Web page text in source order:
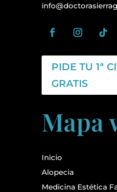
PIDE TU 1ª
GRATIS
Mapa
Inicio
Alopecia
Medicina Estética